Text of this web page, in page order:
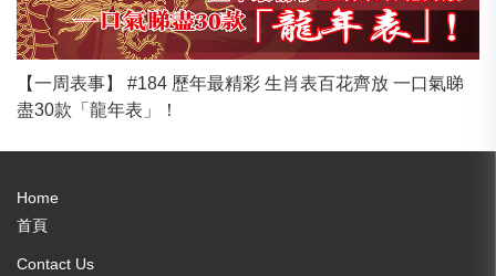
【一周表事】 #184 歷年最精彩 生肖表百花齊放 一口氣睇
盡30款「龍年表」！
Home
首頁
Contact Us